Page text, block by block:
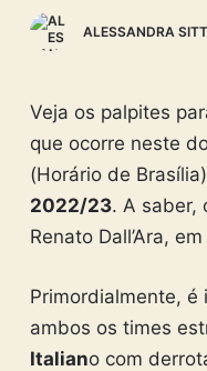
e
ALESSANDRA
Veja os palpites
que ocorre neste
(Horário de
2022/23. A saber,
Renato Dall’Ara,
Primordialmente,
ambos os times
Italiano com